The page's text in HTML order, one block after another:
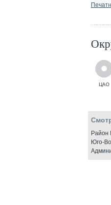
ЦАО
Район
Юго-